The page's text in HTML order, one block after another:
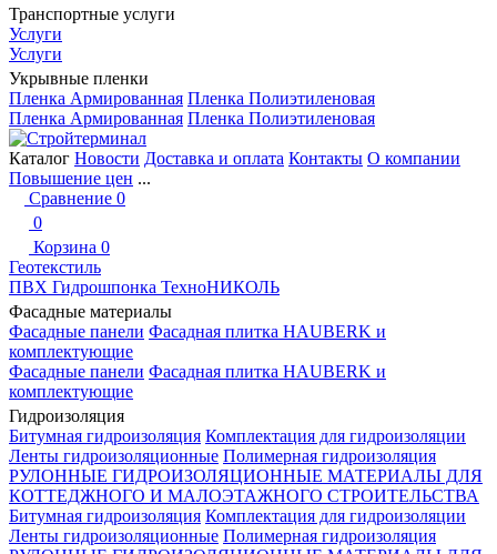
Транспортные услуги
Услуги
Услуги
Укрывные пленки
Пленка Армированная Пленка Полиэтиленовая
Пленка Армированная Пленка Полиэтиленовая
Каталог Новости Доставка и оплата Контакты О компании
Повышение цен ...
Сравнение 0
0
Корзина 0
Геотекстиль
ПВХ Гидрошпонка ТехноНИКОЛЬ
Фасадные материалы
Фасадные панели Фасадная плитка HAUBERK и
комплектующие
Фасадные панели Фасадная плитка HAUBERK и
комплектующие
Гидроизоляция
Битумная гидроизоляция Комплектация для гидроизоляции
Ленты гидроизоляционные Полимерная гидроизоляция
РУЛОННЫЕ ГИДРОИЗОЛЯЦИОННЫЕ МАТЕРИАЛЫ ДЛЯ
КОТТЕДЖНОГО И МАЛОЭТАЖНОГО СТРОИТЕЛЬСТВА
Битумная гидроизоляция Комплектация для гидроизоляции
Ленты гидроизоляционные Полимерная гидроизоляция